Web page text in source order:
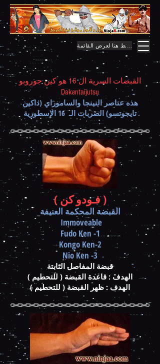
اضغط هنا لعرض القائمة
القبضات السرية ال 16 هو كين جوروبو
Dakentaijutsu
هذه عناصر النينجا والساموراي (داكين
تايجوتسو) الضربات الـ 16 الإسطورية
( فـودو كن )
القبضة المحكمة العنيفة
Immoveable
1- Fudo Ken
2-Kongo Ken
3- Nio Ken
قبضة المفاصل الثابتة
الهدف : قاعدة القبضة ( للتحطيم )
الهدف : ظهر القبضة ( للتحطيم )